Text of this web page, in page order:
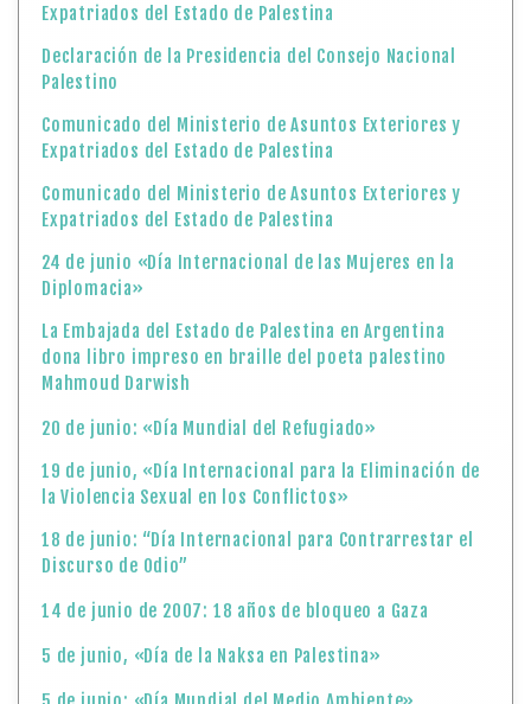
Expatriados del Estado de Palestina
Declaración de la Presidencia del Consejo Nacional
Palestino
Comunicado del Ministerio de Asuntos Exteriores y
Expatriados del Estado de Palestina
Comunicado del Ministerio de Asuntos Exteriores y
Expatriados del Estado de Palestina
24 de junio «Día Internacional de las Mujeres en la
Diplomacia»
La Embajada del Estado de Palestina en Argentina
dona libro impreso en braille del poeta palestino
Mahmoud Darwish
20 de junio: «Día Mundial del Refugiado»
19 de junio, «Día Internacional para la Eliminación de
la Violencia Sexual en los Conflictos»
18 de junio: “Día Internacional para Contrarrestar el
Discurso de Odio”
14 de junio de 2007: 18 años de bloqueo a Gaza
5 de junio, «Día de la Naksa en Palestina»